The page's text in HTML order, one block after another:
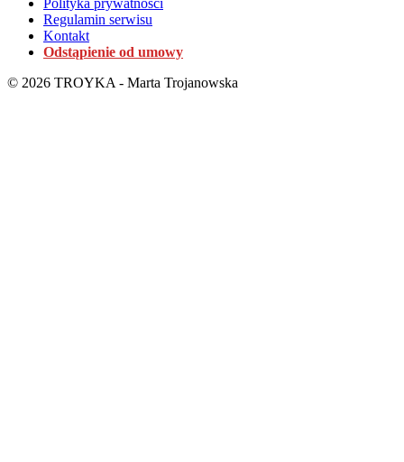
Polityka prywatności
Regulamin serwisu
Kontakt
Odstąpienie od umowy
© 2026 TROYKA - Marta Trojanowska